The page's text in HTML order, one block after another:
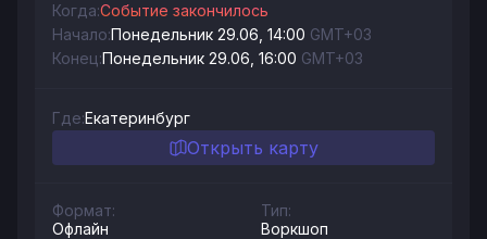
Когда:Событие закончилось
Начало:Понедельник 29.06, 14:00 GMT+03
Конец:Понедельник 29.06, 16:00 GMT+03
Где:Екатеринбург
Открыть карту
Формат:
Офлайн
Тип:
Воркшоп